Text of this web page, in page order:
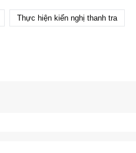
Thực hiện kiến nghị thanh tra